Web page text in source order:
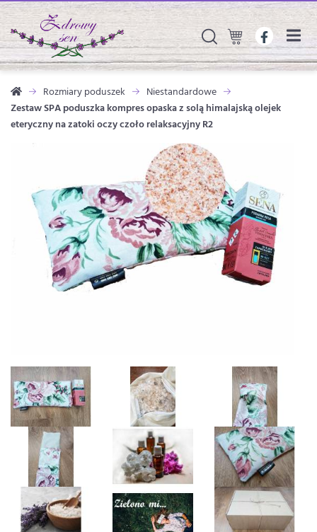
Rozmiary poduszek
Niestandardowe
Zestaw SPA poduszka kompres opaska z solą himalajską olejek
eteryczny na zatoki oczy czoło relaksacyjny R2